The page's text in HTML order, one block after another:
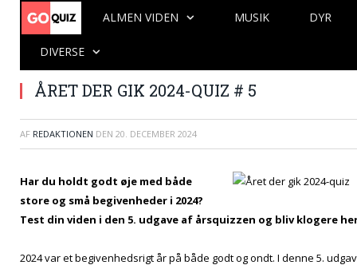
ALMEN VIDEN MUSIK DYR
DIVERSE
ÅRET DER GIK 2024-QUIZ # 5
AF REDAKTIONEN DEN 20. DECEMBER 2024
Har du holdt godt øje med både
store og små begivenheder i 2024?
Test din viden i den 5. udgave af årsquizzen og bliv klogere
2024 var et begivenhedsrigt år på både godt og ondt. I denne 5.